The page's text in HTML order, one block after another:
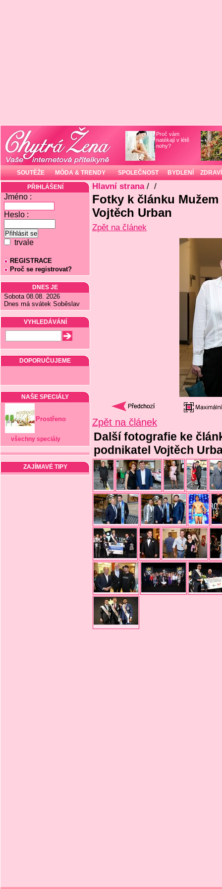
Proč vám
natékají v létě
nohy?
SOUTĚŽE MÓDA & TRENDY SPOLEČNOST BYDLENÍ ZDRAVÍ
PŘIHLÁŠENÍ
Jméno :
Heslo :
trvale
REGISTRACE
Proč se registrovat?
DNES JE
Sobota 08.08. 2026
Dnes má svátek Soběslav
VYHLEDÁVÁNÍ
DOPORUČUJEME
NAŠE SPECIÁLY
Prostřeno
všechny speciály
ZAJÍMAVÉ TIPY
Hlavní strana/ /
Fotky k článku
Vojtěch Urban
Zpět na článek
Zpět na článek
Další fotografie ke
podnikatel Vojtěch